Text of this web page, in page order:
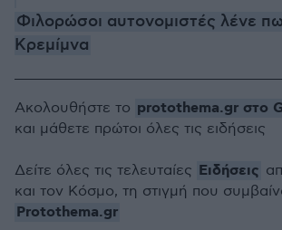
Φιλορώσοι αυτονομιστές λένε
Κρεμίμνα
Ακολουθήστε το protothema.gr στο
και μάθετε πρώτοι όλες τις ειδήσεις
Δείτε όλες τις τελευταίες Ειδήσεις
και τον Κόσμο, τη στιγμή που
Protothema.gr